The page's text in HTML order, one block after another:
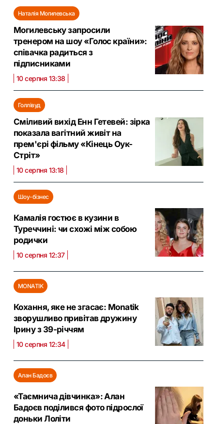
Наталія Могилевська
Могилевську запросили
тренером на шоу «Голос країни»:
співачка радиться з
підписниками
10 серпня 13:38
Голлівуд
Сміливий вихід Енн Гетевей: зірка
показала вагітний живіт на
прем'єрі фільму «Кінець Оук-
Стріт»
10 серпня 13:18
Шоу-бізнес
Камалія гостює в кузини в
Туреччині: чи схожі між собою
родички
10 серпня 12:37
MONATIK
Кохання, яке не згасає: Monatik
зворушливо привітав дружину
Ірину з 39-річчям
10 серпня 12:34
Алан Бадоєв
«Таємнича дівчинка»: Алан
Бадоєв поділився фото підрослої
доньки Лоліти